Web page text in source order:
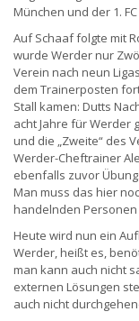
München und der 1.
Auf Schaaf folgte mit
wurde Werder nur
Verein nach neun
dem Trainerposten
Stall kamen: Dutts
acht Jahre für Werder
und die „Zweite“ des
Werder-Cheftrainer
ebenfalls zuvor
Man muss das hier
handelnden
Heute wird nun ein
Werder, heißt es,
man kann auch nicht
externen Lösungen
auch nicht